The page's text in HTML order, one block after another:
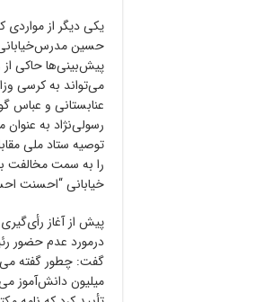
یکی دیگر از
پیش‌بینی‌ها حاکی
می‌تواند به کرسی
عنابستانی و عباس
رسولی‌نژاد به
توصیه ستاد ملی
را به سمت مخالفت
خیابانی “احسنت
پیش از آغاز
درمورد عدم حضور
گفت: چطور گفته
میلیون دانش‌آموز